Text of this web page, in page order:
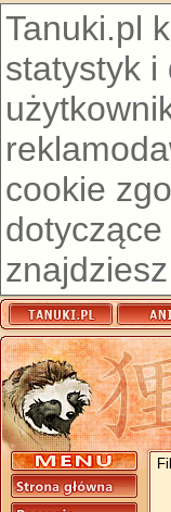
Tanuki.pl
statystyk i
cookie